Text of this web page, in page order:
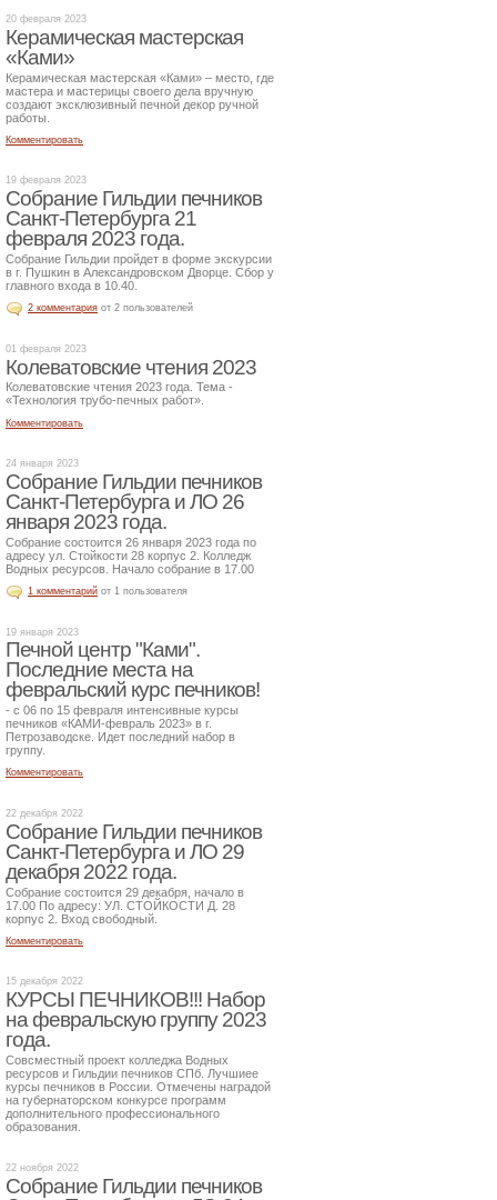
20 февраля 2023
Керамическая мастерская
«Ками»
Керамическая мастерская «Ками» – место, где
мастера и мастерицы своего дела вручную
создают эксклюзивный печной декор ручной
работы.
Комментировать
19 февраля 2023
Собрание Гильдии печников
Санкт-Петербурга 21
февраля 2023 года.
Собрание Гильдии пройдет в форме экскурсии
в г. Пушкин в Александровском Дворце. Сбор у
главного входа в 10.40.
2 комментария от 2 пользователей
01 февраля 2023
Колеватовские чтения 2023
Колеватовские чтения 2023 года. Тема -
«Технология трубо-печных работ».
Комментировать
24 января 2023
Собрание Гильдии печников
Санкт-Петербурга и ЛО 26
января 2023 года.
Собрание состоится 26 января 2023 года по
адресу ул. Стойкости 28 корпус 2. Колледж
Водных ресурсов. Начало собрание в 17.00
1 комментарий от 1 пользователя
19 января 2023
Печной центр "Ками".
Последние места на
февральский курс печников!
- с 06 по 15 февраля интенсивные курсы
печников «КАМИ-февраль 2023» в г.
Петрозаводске. Идет последний набор в
группу.
Комментировать
22 декабря 2022
Собрание Гильдии печников
Санкт-Петербурга и ЛО 29
декабря 2022 года.
Собрание состоится 29 декабря, начало в
17.00 По адресу: УЛ. СТОЙКОСТИ Д. 28
корпус 2. Вход свободный.
Комментировать
15 декабря 2022
КУРСЫ ПЕЧНИКОВ!!! Набор
на февральскую группу 2023
года.
Совсместный проект колледжа Водных
ресурсов и Гильдии печников СПб. Лучшиее
курсы печников в России. Отмечены наградой
на губернаторском конкурсе программ
дополнительного профессионального
образования.
22 ноября 2022
Собрание Гильдии печников